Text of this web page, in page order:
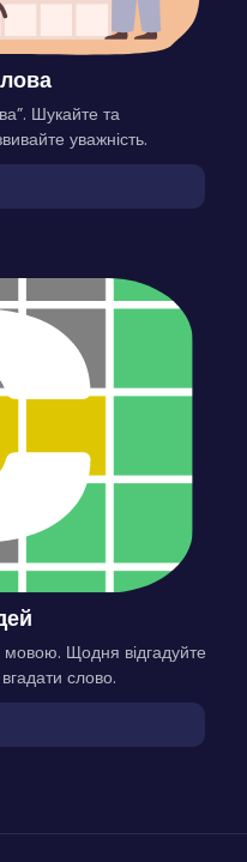
Шукайте та
уважність.
Щодня відгадуйте
слово.